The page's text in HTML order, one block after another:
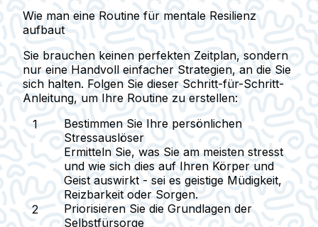
Wie man eine Routine für mentale Resilienz
aufbaut
Sie brauchen keinen perfekten Zeitplan, sondern
nur eine Handvoll einfacher Strategien, an die Sie
sich halten. Folgen Sie dieser Schritt-für-Schritt-
Anleitung, um Ihre Routine zu erstellen:
Bestimmen Sie Ihre persönlichen
Stressauslöser
Ermitteln Sie, was Sie am meisten stresst
und wie sich dies auf Ihren Körper und
Geist auswirkt - sei es geistige Müdigkeit,
Reizbarkeit oder Sorgen.
Priorisieren Sie die Grundlagen der
Selbstfürsorge